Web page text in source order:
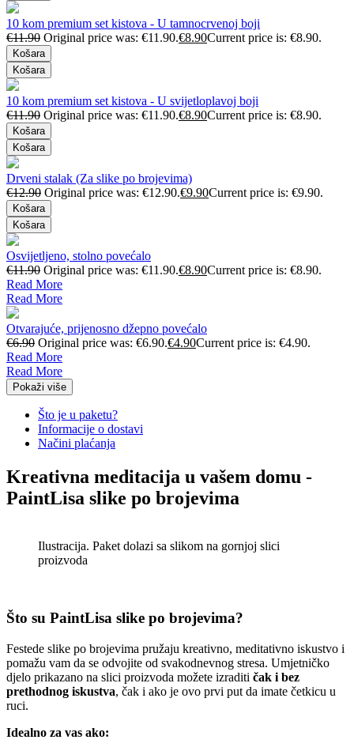
10 kom premium set kistova - U tamnocrvenoj boji
€11.90 Original price was: €11.90.€8.90Current price is: €8.90.
Košara
Košara
10 kom premium set kistova - U svijetloplavoj boji
€11.90 Original price was: €11.90.€8.90Current price is: €8.90.
Košara
Košara
Drveni stalak (Za slike po brojevima)
€12.90 Original price was: €12.90.€9.90Current price is: €9.90.
Košara
Košara
Osvijetljeno, stolno povećalo
€11.90 Original price was: €11.90.€8.90Current price is: €8.90.
Read More
Read More
Otvarajuće, prijenosno džepno povećalo
€6.90 Original price was: €6.90.€4.90Current price is: €4.90.
Read More
Read More
Pokaži više
Što je u paketu?
Informacije o dostavi
Načini plaćanja
Kreativna meditacija u vašem domu -
PaintLisa slike po brojevima
Ilustracija. Paket dolazi sa slikom na gornjoj slici
proizvoda
Što su PaintLisa slike po brojevima?
Festede slike po brojevima pružaju kreativno, meditativno iskustvo i
pomažu vam da se odvojite od svakodnevnog stresa. Umjetničko
djelo prikazano na slici proizvoda možete izraditi čak i bez
prethodnog iskustva, čak i ako je ovo prvi put da imate četkicu u
ruci.
Idealno za vas ako: